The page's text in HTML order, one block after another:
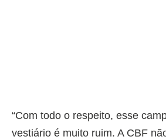
“Com todo o respeito, esse
vestiário é muito ruim. A CBF